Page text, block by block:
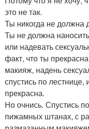
это не так.
Ты никогда не должна
Ты не должна
или надевать
факт, что ты
макияж, надень
спустись по лестнице,
прекрасна.
Но очнись. Спустись
пижамных штанах, с